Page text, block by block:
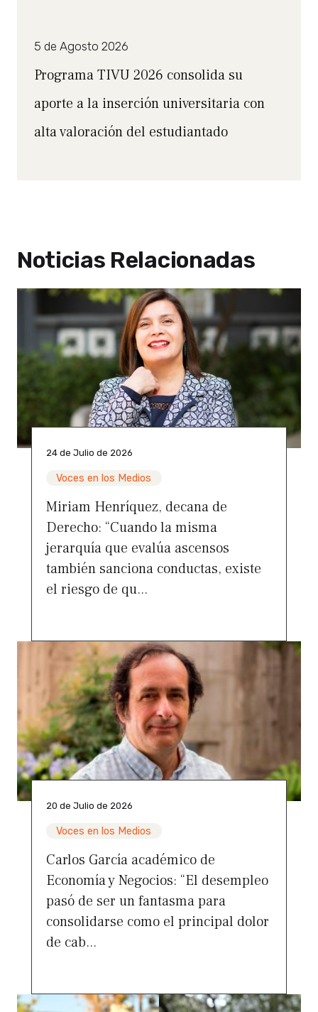
5 de Agosto 2026
Programa TIVU 2026 consolida su
aporte a la inserción universitaria con
alta valoración del estudiantado
Noticias Relacionadas
24 de Julio de 2026
Voces en los Medios
Miriam Henríquez, decana de
Derecho: “Cuando la misma
jerarquía que evalúa ascensos
también sanciona conductas, existe
el riesgo de qu...
20 de Julio de 2026
Voces en los Medios
Carlos García académico de
Economía y Negocios: “El desempleo
pasó de ser un fantasma para
consolidarse como el principal dolor
de cab...